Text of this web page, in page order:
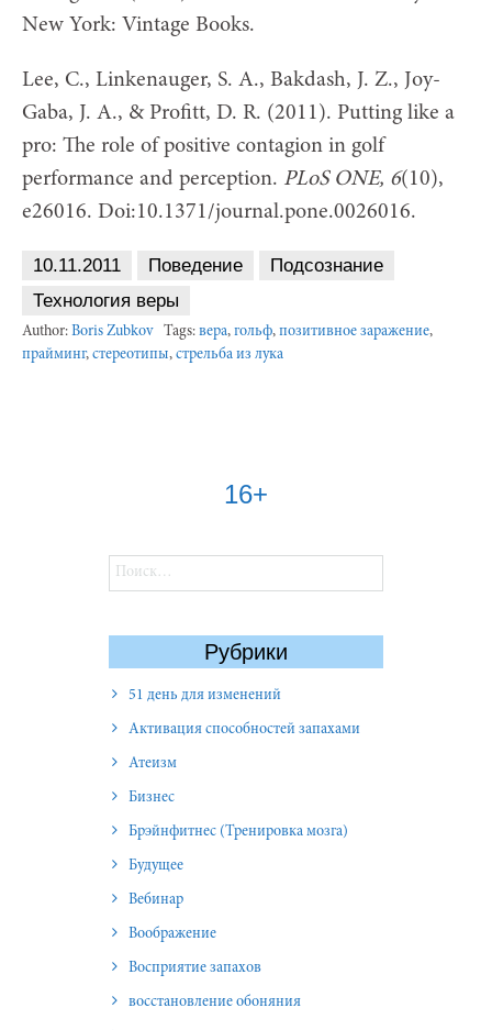
New York: Vintage Books.
Lee, C., Linkenauger, S. A., Bakdash, J. Z., Joy-
Gaba, J. A., & Profitt, D. R. (2011). Putting like a
pro: The role of positive contagion in golf
performance and perception. PLoS ONE, 6(10),
e26016. Doi:10.1371/journal.pone.0026016.
10.11.2011 Поведение
Подсознание
Технология веры
Author: Boris Zubkov Tags: вера, гольф, позитивное заражение,
прайминг, стереотипы, стрельба из лука
16+
Найти:
Рубрики
51 день для изменений
Активация способностей запахами
Атеизм
Бизнес
Брэйнфитнес (Тренировка мозга)
Будущее
Вебинар
Воображение
Восприятие запахов
восстановление обоняния